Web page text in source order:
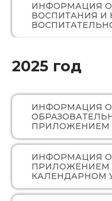
ИНФОРМАЦИЯ
ВОСПИТАНИЯ И
2025 год
ИНФОРМАЦИЯ
ПРИЛОЖЕНИЕМ
ИНФОРМАЦИЯ
ПРИЛОЖЕНИЕМ
КАЛЕНДАРНОМ